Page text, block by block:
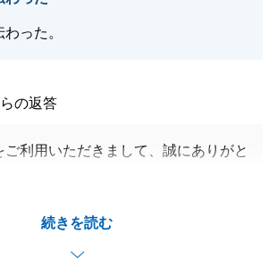
った。
続きを読む
の返答
ご利用いただきまして、誠にありがと
ご満足のいく不動産を一緒に見つけら
嬉しく思います。